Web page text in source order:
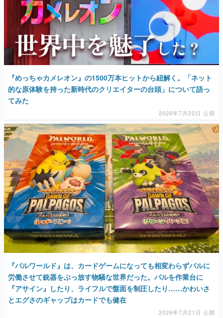
『めっちゃカメレオン』の1500万本ヒットから紐解く。「ネット
的な原体験を持った新時代のクリエイターの台頭」について語っ
てみた
2026年7月22日 公開
『パルワールド』は、カードゲームになっても相変わらずパルに
労働させて銃器をぶっ放す物騒な世界だった。パルを作業台に
『アサイン』したり、ライフルで盤面を制圧したり……かわいさ
とエグさのギャップはカードでも健在
2026年7月21日 公開